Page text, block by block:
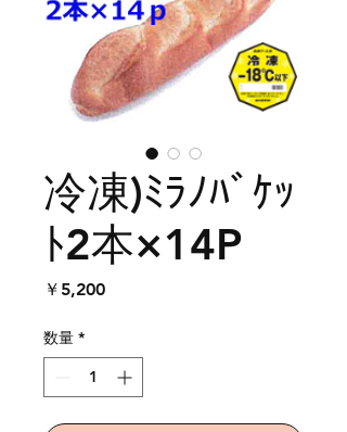
冷凍)ﾐﾗﾉﾊﾞｹｯ
ﾄ2本×14P
￥5,200価
数量 *